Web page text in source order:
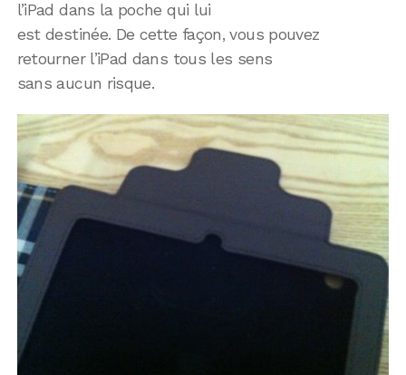
l’iPad dans la poche qui lui
est destinée. De cette façon, vous pouvez
retourner l’iPad dans tous les sens
sans aucun risque.